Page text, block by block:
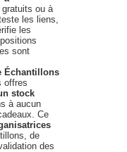
ou à
les liens,
les
sont
Échantillons
offres
stock
à aucun
Ce
de
des